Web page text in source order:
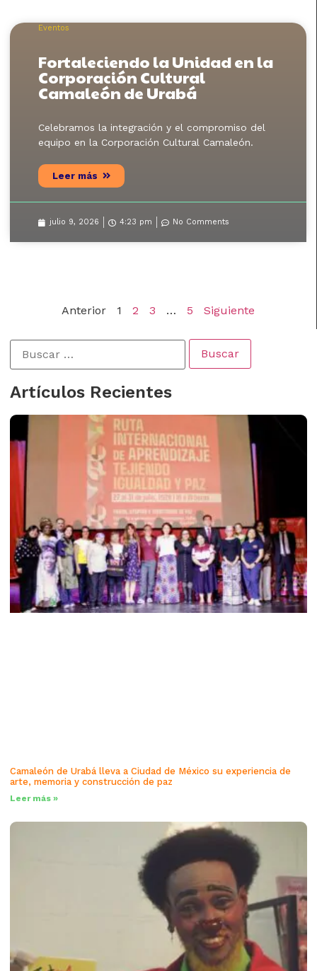
Eventos
Fortaleciendo la Unidad en la
Corporación Cultural
Camaleón de Urabá
Celebramos la integración y el compromiso del
equipo en la Corporación Cultural Camaleón.
Leer más
julio 9, 2026 4:23 pm No Comments
Anterior 1 2 3 … 5 Siguiente
Artículos Recientes
Camaleón de Urabá lleva a Ciudad de México su experiencia de
arte, memoria y construcción de paz
Leer más »